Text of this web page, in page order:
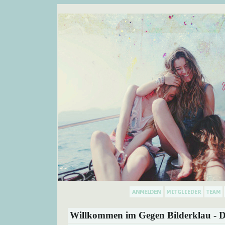
Willkommen im Gegen Bilderklau -